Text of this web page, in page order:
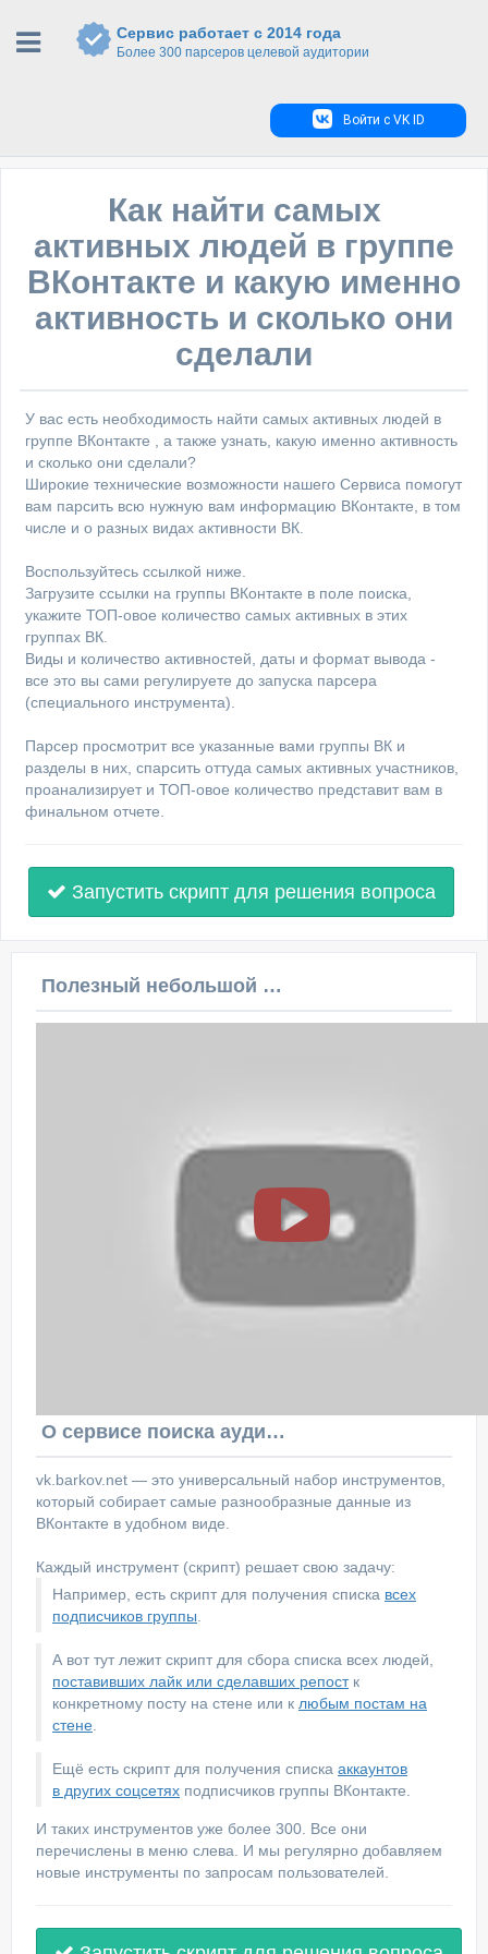
Сервис работает с 2014 года
Более 300 парсеров целевой аудитории
Войти с VK ID
Как найти самых
активных людей в группе
ВКонтакте и какую именно
активность и сколько они
сделали
У вас есть необходимость найти самых активных людей в
группе ВКонтакте , а также узнать, какую именно активность
и сколько они сделали?
Широкие технические возможности нашего Сервиса помогут
вам парсить всю нужную вам информацию ВКонтакте, в том
числе и о разных видах активности ВК.
Воспользуйтесь ссылкой ниже.
Загрузите ссылки на группы ВКонтакте в поле поиска,
укажите ТОП-овое количество самых активных в этих
группах ВК.
Виды и количество активностей, даты и формат вывода -
все это вы сами регулируете до запуска парсера
(специального инструмента).
Парсер просмотрит все указанные вами группы ВК и
разделы в них, спарсить оттуда самых активных участников,
проанализирует и ТОП-овое количество представит вам в
финальном отчете.
Запустить скрипт для решения вопроса
Полезный небольшой видеоурок по этой теме
О сервисе поиска аудитории ВКонтакте
vk.barkov.net — это универсальный набор инструментов,
который собирает самые разнообразные данные из
ВКонтакте в удобном виде.
Каждый инструмент (скрипт) решает свою задачу:
Например, есть скрипт для получения списка всех
подписчиков группы
А вот тут лежит скрипт для сбора списка всех людей,
поставивших лайк или сделавших репостк
конкретному посту на стене или к любым постам на
стене
Ещё есть скрипт для получения списка аккаунтов
в других соцсетях подписчиков группы ВКонтакте.
И таких инструментов уже более 300. Все они
перечислены в меню слева. И мы регулярно добавляем
новые инструменты по запросам пользователей.